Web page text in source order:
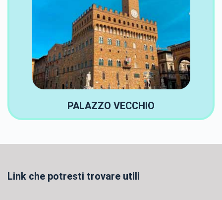
PALAZZO VECCHIO
Link che potresti trovare utili